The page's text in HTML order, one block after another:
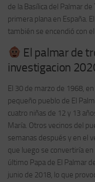
de la Basílica del Palmar
primera plana en España.
también se encendió con
El palmar de
investigacion
El 30 de marzo de 1968,
pequeño pueblo de El
cuatro niñas de 12 y 13
María. Otros vecinos del
semanas después y en el
que luego se convertiría en
último Papa de El Palmar
junio de 2018, lo que